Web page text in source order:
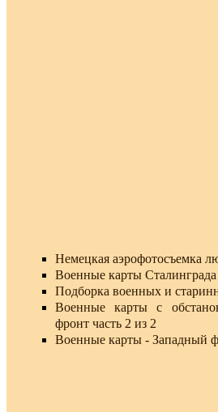
Немецкая аэрофотосъемка
Военные карты Сталинграда
Подборка военных и
Военные карты с
фронт часть 2 из 2
Военные карты - Западный